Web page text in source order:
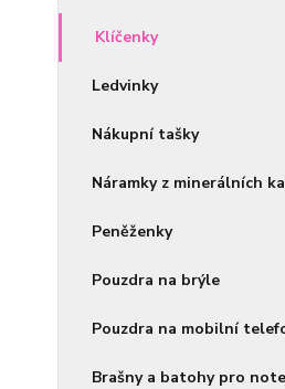
Klíčenky
Ledvinky
Nákupní tašky
Náramky z minerálních
Peněženky
Pouzdra na brýle
Pouzdra na mobilní
Brašny a batohy pro